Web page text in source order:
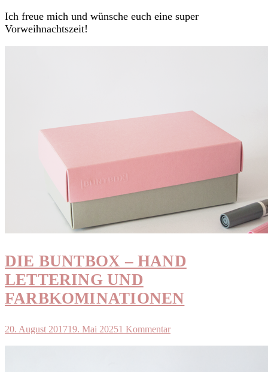
Ich freue mich und wünsche euch eine super
Vorweihnachtszeit!
DIE BUNTBOX – HAND
LETTERING UND
FARBKOMINATIONEN
20. August 201719. Mai 20251 Kommentar